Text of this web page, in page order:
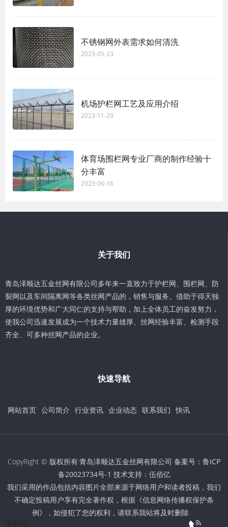
不锈钢网外表需求如何清洗
2023-05-23
机场护栏网工艺及应用介绍
2023-11-29
体育场围栏网专业厂商的制作经验十
分丰富
2023-06-16
关于我们
青岛泽顺达五金丝网有限公司多年来一直致力于护栏网、围栏网、防
裂网以及车间隔离网等各类丝网产品的，销售与服务。借助于得天独
厚的环境优势和广大同仁的支持与帮助，加上全体员工的奋发努力，
使我公司迅速发展成为一个技术力量雄厚、丝网经验丰富、检测手段
齐全、可多种丝网产品的企业。
快速导航
网站首页 公司简介 行业资讯 企业动态 联系我们 快讯
CopyRight © 版权所有:青岛泽顺达五金丝网有限公司 备案号： 鲁ICP
备20023734号-1 技术支持： 伍佰亿
我们采用的作品包括内容图片全部来源于网络用户和读者投稿，我们
不确定投稿用户享有完全著作权，根据《信息网络传播权保护条
例》，如侵犯了您的权利，请联系我站将及时删除。